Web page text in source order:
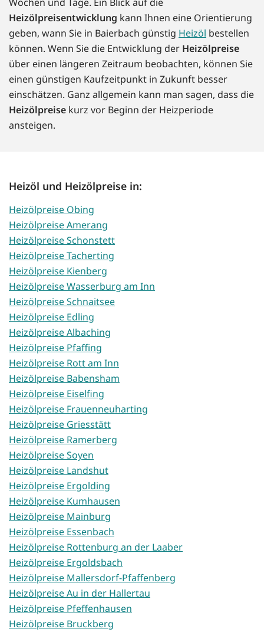
Heizölpreisentwicklung kann Ihnen eine Orientierung
geben, wann Sie in Baierbach günstig Heizöl bestellen
können. Wenn Sie die Entwicklung der Heizölpreise
über einen längeren Zeitraum beobachten, können Sie
einen günstigen Kaufzeitpunkt in Zukunft besser
einschätzen. Ganz allgemein kann man sagen, dass die
Heizölpreise kurz vor Beginn der Heizperiode
ansteigen.
Heizöl und Heizölpreise in:
Heizölpreise Obing
Heizölpreise Amerang
Heizölpreise Schonstett
Heizölpreise Tacherting
Heizölpreise Kienberg
Heizölpreise Wasserburg am Inn
Heizölpreise Schnaitsee
Heizölpreise Edling
Heizölpreise Albaching
Heizölpreise Pfaffing
Heizölpreise Rott am Inn
Heizölpreise Babensham
Heizölpreise Eiselfing
Heizölpreise Frauenneuharting
Heizölpreise Griesstätt
Heizölpreise Ramerberg
Heizölpreise Soyen
Heizölpreise Landshut
Heizölpreise Ergolding
Heizölpreise Kumhausen
Heizölpreise Mainburg
Heizölpreise Essenbach
Heizölpreise Rottenburg an der Laaber
Heizölpreise Ergoldsbach
Heizölpreise Mallersdorf-Pfaffenberg
Heizölpreise Au in der Hallertau
Heizölpreise Pfeffenhausen
Heizölpreise Bruckberg